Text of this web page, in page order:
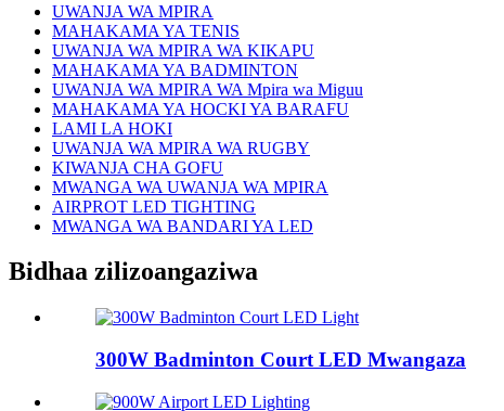
UWANJA WA MPIRA
MAHAKAMA YA TENIS
UWANJA WA MPIRA WA KIKAPU
MAHAKAMA YA BADMINTON
UWANJA WA MPIRA WA Mpira wa Miguu
MAHAKAMA YA HOCKI YA BARAFU
LAMI LA HOKI
UWANJA WA MPIRA WA RUGBY
KIWANJA CHA GOFU
MWANGA WA UWANJA WA MPIRA
AIRPROT LED TIGHTING
MWANGA WA BANDARI YA LED
Bidhaa zilizoangaziwa
300W Badminton Court LED Mwangaza